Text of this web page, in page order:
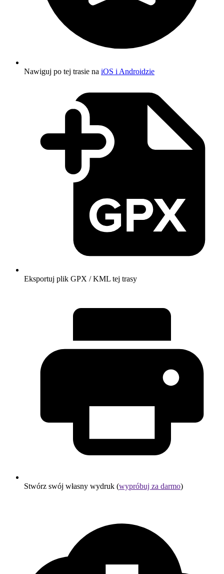
Nawiguj po tej trasie na iOS i Androidzie
Eksportuj plik GPX / KML tej trasy
Stwórz swój własny wydruk (wypróbuj za darmo)